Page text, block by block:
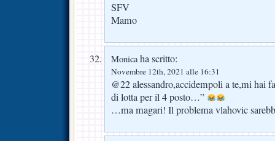
SFV
Mamo
Monicaha scritto:
Novembre 12th, 2021 alle 16:31
@22 alessandro,accidempoli a te,mi hai
di lotta per il 4 posto…”
…ma magari! Il problema vlahovic